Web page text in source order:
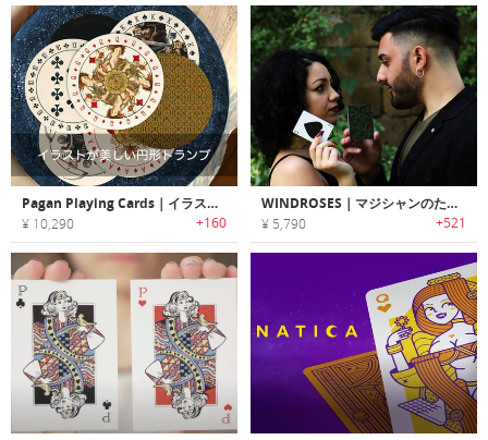
Pagan Playing Cards｜イラストが美しい円形トランプ「パガン」
¥ 10,290 +160
WINDROSES｜マジシャンのためにデザインされたトランプ「ウィンドローゼス」
¥ 5,790 +521